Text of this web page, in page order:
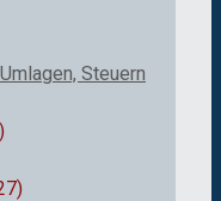
Steuern